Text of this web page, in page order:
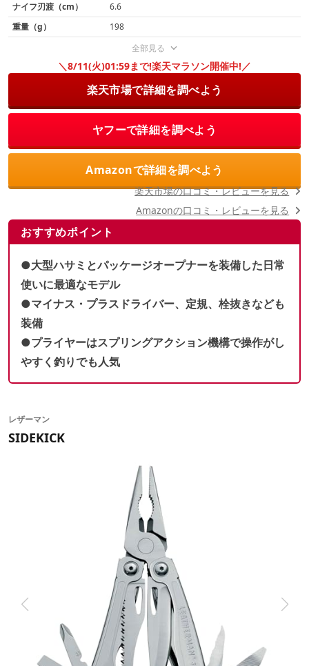
ナイフ刃渡（cm）
6.6
重量（g）
198
全部見る
＼8/11(火)01:59まで!楽天マラソン開催中!／
楽天市場で詳細を調べよう
ヤフーで詳細を調べよう
Amazonで詳細を調べよう
おすすめポイント
●大型ハサミとパッケージオープナーを装備した日常
使いに最適なモデル
●マイナス・プラスドライバー、定規、栓抜きなども
装備
●プライヤーはスプリングアクション機構で操作がし
やすく釣りでも人気
楽天市場の口コミ・レビューを見る
Amazonの口コミ・レビューを見る
レザーマン
SIDEKICK